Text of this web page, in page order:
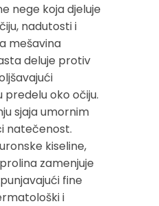
nege koja djeluje
nadutosti i
mešavina
deluje protiv
predelu oko očiju.
sjaja umornim
natečenost.
kiseline,
zamenjuje
fine
i